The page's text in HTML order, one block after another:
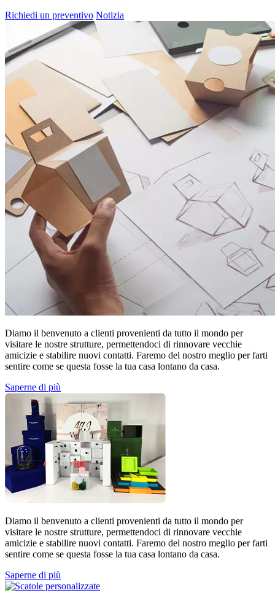
Richiedi un preventivo Notizia
Diamo il benvenuto a clienti provenienti da tutto il mondo per
visitare le nostre strutture, permettendoci di rinnovare vecchie
amicizie e stabilire nuovi contatti. Faremo del nostro meglio per farti
sentire come se questa fosse la tua casa lontano da casa.
Saperne di più
Diamo il benvenuto a clienti provenienti da tutto il mondo per
visitare le nostre strutture, permettendoci di rinnovare vecchie
amicizie e stabilire nuovi contatti. Faremo del nostro meglio per farti
sentire come se questa fosse la tua casa lontano da casa.
Saperne di più